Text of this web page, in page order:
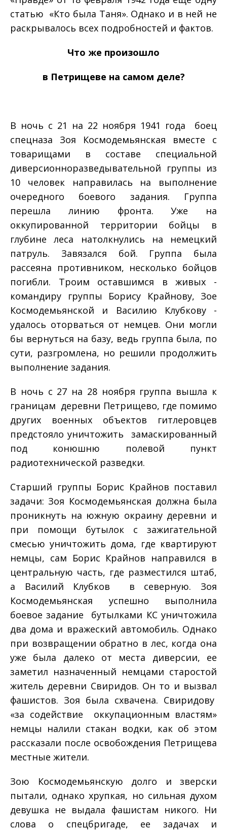
статью «Кто была Таня». Однако и в ней не
раскрывалось всех подробностей и фактов.
Что же произошло
в Петрищеве на самом деле?
В ночь с 21 на 22 ноября 1941 года боец
спецназа Зоя Космодемьянская вместе с
товарищами в составе специальной
диверсионно­разведывательной группы из
10 человек направилась на выполнение
очередного боевого задания. Группа
перешла линию фронта. Уже на
оккупированной территории бойцы в
глубине леса натолкнулись на немецкий
патруль. Завязался бой. Группа была
рассеяна противником, несколько бойцов
погибли. Троим оставшимся в живых ­
командиру группы Борису Крайнову, Зое
Космодемьянской и Василию Клубкову ­
удалось оторваться от немцев. Они могли
бы вернуться на базу, ведь группа была, по
сути, разгромлена, но решили продолжить
выполнение задания.
В ночь с 27 на 28 ноября группа вышла к
границам деревни Петрищево, где помимо
других военных объектов гитлеровцев
предстояло уничтожить замаскированный
под конюшню полевой пункт
радиотехнической разведки.
Старший группы Борис Крайнов поставил
задачи: Зоя Космодемьянская должна была
проникнуть на южную окраину деревни и
при помощи бутылок с зажигательной
смесью уничтожить дома, где квартируют
немцы, сам Борис Крайнов направился в
центральную часть, где разместился штаб,
а Василий Клубков ­ в северную. Зоя
Космодемьянская успешно выполнила
боевое задание ­ бутылками КС уничтожила
два дома и вражеский автомобиль. Однако
при возвращении обратно в лес, когда она
уже была далеко от места диверсии, ее
заметил назначенный немцами старостой
житель деревни Свиридов. Он­ то и вызвал
фашистов. Зоя была схвачена. Свиридову
«за содействие оккупационным властям»
немцы налили стакан водки, как об этом
рассказали после освобождения Петрищева
местные жители.
Зою Космодемьянскую долго и зверски
пытали, однако хрупкая, но сильная духом
девушка не выдала фашистам никого. Ни
слова о спецбригаде, ее задачах и